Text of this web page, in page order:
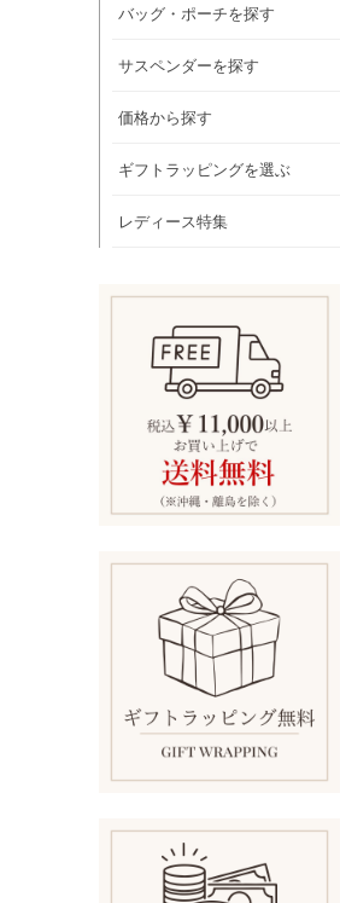
バッグ・ポーチを探す
サスペンダーを探す
価格から探す
ギフトラッピングを選ぶ
レディース特集